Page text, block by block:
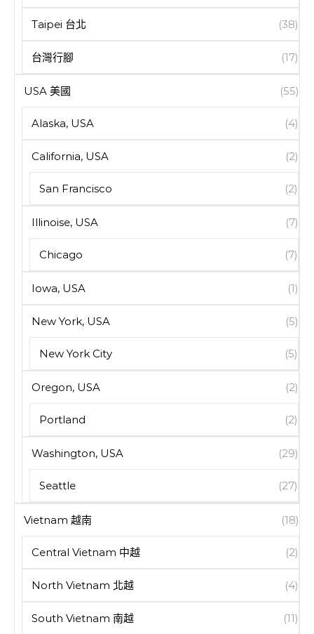
Taipei 台北 (38)
台灣行腳 (17)
USA 美國 (55)
Alaska, USA (4)
California, USA (2)
San Francisco (2)
Illinoise, USA (7)
Chicago (7)
Iowa, USA (1)
New York, USA (5)
New York City (5)
Oregon, USA (2)
Portland (2)
Washington, USA (29)
Seattle (27)
Vietnam 越南 (18)
Central Vietnam 中越 (2)
North Vietnam 北越 (4)
South Vietnam 南越 (11)